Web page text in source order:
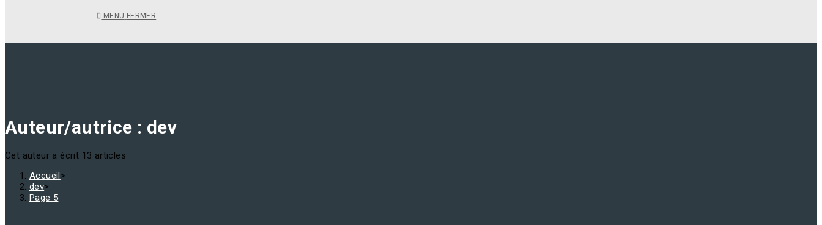
MENU FERMER
Auteur/autrice : dev
Cet auteur a écrit 13 articles
Accueil>
dev>
Page 5